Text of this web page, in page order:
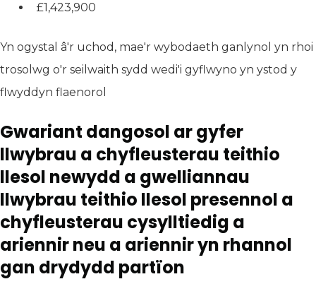
£1,423,900
Yn ogystal â'r uchod, mae'r wybodaeth ganlynol yn rhoi
trosolwg o'r seilwaith sydd wedi'i gyflwyno yn ystod y
flwyddyn flaenorol
Gwariant dangosol ar gyfer
llwybrau a chyfleusterau teithio
llesol newydd a gwelliannau
llwybrau teithio llesol presennol a
chyfleusterau cysylltiedig a
ariennir neu a ariennir yn rhannol
gan drydydd partïon